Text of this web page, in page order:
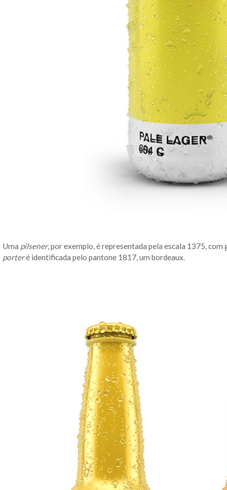
Uma pilsener, por exemplo, é representada pela escala 1375,
porteré identificada pelo pantone 1817, um bordeaux.